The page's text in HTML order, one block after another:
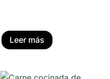
Leer más